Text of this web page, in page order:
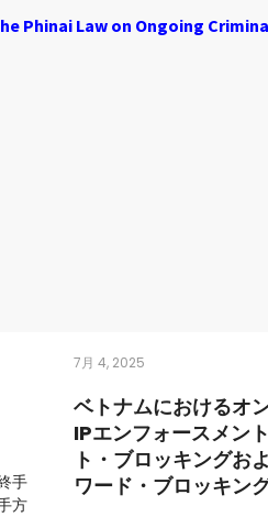
Phinai Law on Ongoing
手
方
7月 4, 2025
ベトナムにおけるオ
IPエンフォースメン
ト・ブロッキングお
ワード・ブロッキン